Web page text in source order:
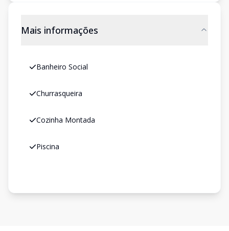
Mais informações
Banheiro Social
Churrasqueira
Cozinha Montada
Piscina